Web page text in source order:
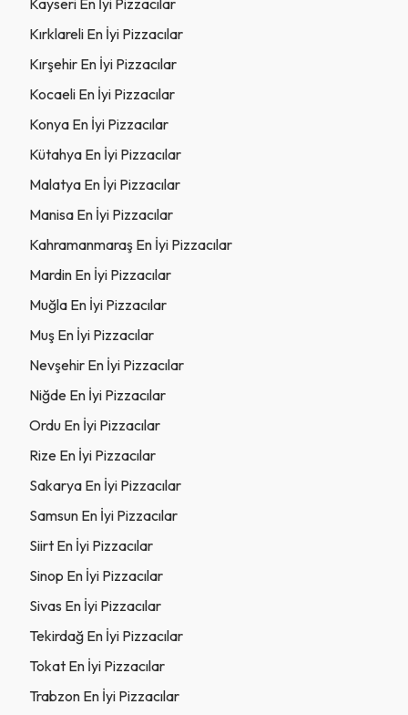
Kırklareli En İyi Pizzacılar
Kırşehir En İyi Pizzacılar
Kocaeli En İyi Pizzacılar
Konya En İyi Pizzacılar
Kütahya En İyi Pizzacılar
Malatya En İyi Pizzacılar
Manisa En İyi Pizzacılar
Kahramanmaraş En İyi Pizzacılar
Mardin En İyi Pizzacılar
Muğla En İyi Pizzacılar
Muş En İyi Pizzacılar
Nevşehir En İyi Pizzacılar
Niğde En İyi Pizzacılar
Ordu En İyi Pizzacılar
Rize En İyi Pizzacılar
Sakarya En İyi Pizzacılar
Samsun En İyi Pizzacılar
Siirt En İyi Pizzacılar
Sinop En İyi Pizzacılar
Sivas En İyi Pizzacılar
Tekirdağ En İyi Pizzacılar
Tokat En İyi Pizzacılar
Trabzon En İyi Pizzacılar